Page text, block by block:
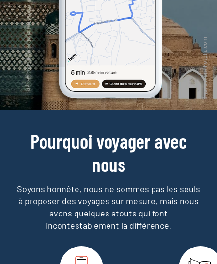
Pourquoi voyager avec
nous
Soyons honnête, nous ne sommes pas les seuls
à proposer des voyages sur mesure, mais nous
avons quelques atouts qui font
incontestablement la différence.